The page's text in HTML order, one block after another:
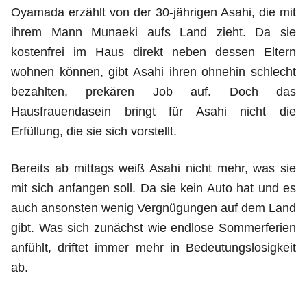
Oyamada erzählt von der 30-jährigen Asahi, die mit
ihrem Mann Munaeki aufs Land zieht. Da sie
kostenfrei im Haus direkt neben dessen Eltern
wohnen können, gibt Asahi ihren ohnehin schlecht
bezahlten, prekären Job auf. Doch das
Hausfrauendasein bringt für Asahi nicht die
Erfüllung, die sie sich vorstellt.
Bereits ab mittags weiß Asahi nicht mehr, was sie
mit sich anfangen soll. Da sie kein Auto hat und es
auch ansonsten wenig Vergnügungen auf dem Land
gibt. Was sich zunächst wie endlose Sommerferien
anfühlt, driftet immer mehr in Bedeutungslosigkeit
ab.